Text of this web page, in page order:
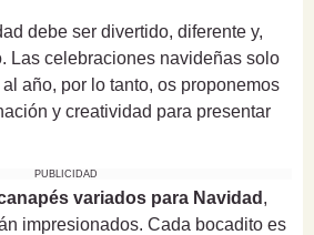
debe ser divertido, diferente y,
Las celebraciones navideñas solo
año, por lo tanto, os proponemos
y creatividad para presentar
PUBLICIDAD
variados para Navidad ,
impresionados. Cada bocadito es